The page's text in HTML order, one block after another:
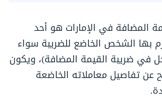
المضافة في الإمارات هو أحد
بها الشخص الخاضع للضريبة سواء
في ضريبة القيمة المضافة)، ويكون
عن تفاصيل معاملاته الخاضعة